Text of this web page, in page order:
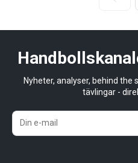
Nyheter, analyser, behind the
tävlingar -